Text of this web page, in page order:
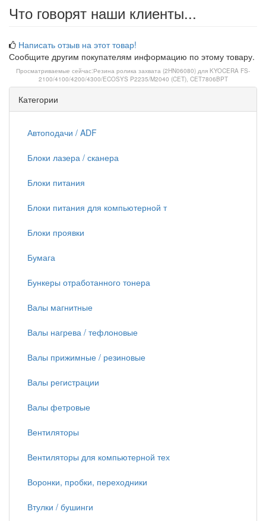
Что говорят наши клиенты...
Написать отзыв на этот товар!
Сообщите другим покупателям информацию по этому товару.
Просматриваемые сейчас:Резина ролика захвата (2HN06080) для KYOCERA FS-
2100/4100/4200/4300/ECOSYS P2235/M2040 (CET), CET7806BPT
Категории
Автоподачи / ADF
Блоки лазера / сканера
Блоки питания
Блоки питания для компьютерной т
Блоки проявки
Бумага
Бункеры отработанного тонера
Валы магнитные
Валы нагрева / тефлоновые
Валы прижимные / резиновые
Валы регистрации
Валы фетровые
Вентиляторы
Вентиляторы для компьютерной тех
Воронки, пробки, переходники
Втулки / бушинги